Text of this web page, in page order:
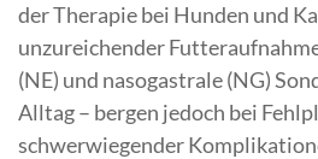
der Therapie bei Hunden und
unzureichender
(NE) und nasogastrale (NG)
Alltag – bergen jedoch bei
schwerwiegender